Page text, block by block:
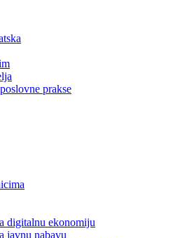
prakse
digitalnu ekonomiju
javnu nabavu